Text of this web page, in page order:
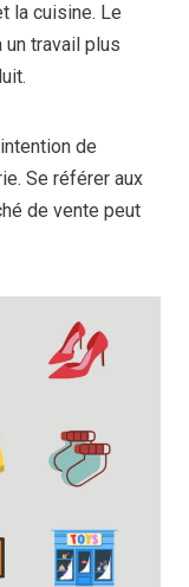
la cuisine. Le
un travail plus
de
Se référer aux
de vente peut